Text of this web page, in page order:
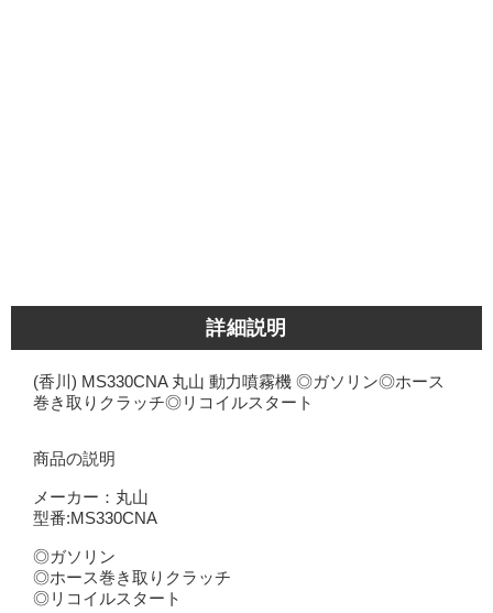
詳細説明
(香川) MS330CNA 丸山 動力噴霧機 ◎ガソリン◎ホース
巻き取りクラッチ◎リコイルスタート
商品の説明
メーカー：丸山
型番:MS330CNA
◎ガソリン
◎ホース巻き取りクラッチ
◎リコイルスタート